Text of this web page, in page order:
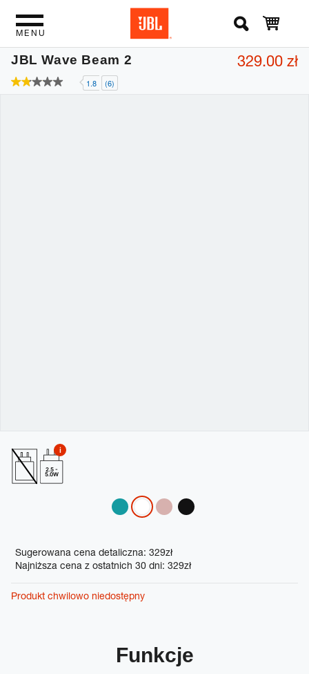
MENU
JBL Wave Beam 2
1.8 (6)
329.00 zł
Promotions
Sugerowana cena detaliczna: 329zł
Najniższa cena z ostatnich 30 dni: 329zł
Produkt chwilowo niedostępny
2.5 -
5.0W
Funkcje